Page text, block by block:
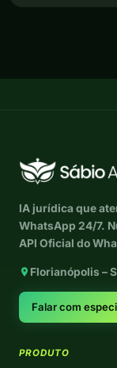
IA jurídica que
WhatsApp 24/7.
API Oficial do
Florianópolis –
Falar com
PRODUTO